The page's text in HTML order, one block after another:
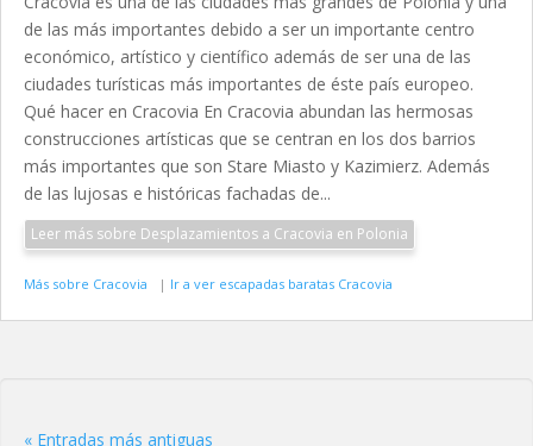
de las más importantes debido a ser un importante centro
económico, artístico y científico además de ser una de las
ciudades turísticas más importantes de éste país europeo.
Qué hacer en Cracovia En Cracovia abundan las hermosas
construcciones artísticas que se centran en los dos barrios
más importantes que son Stare Miasto y Kazimierz. Además
de las lujosas e históricas fachadas de...
Leer más sobre Desplazamientos a Cracovia en Polonia
Más sobre Cracovia | Ir a ver escapadas baratas Cracovia
« Entradas más antiguas